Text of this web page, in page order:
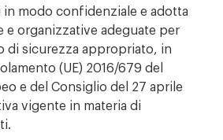
in modo confidenziale e adotta
e organizzative adeguate per
di sicurezza appropriato, in
(UE) 2016/679 del
e del Consiglio del 27 aprile
vigente in materia di